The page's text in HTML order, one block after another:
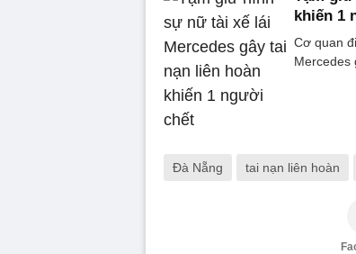
khiến 1
Cơ quan
Mercedes
Đà Nẵng tai nạn liên hoàn